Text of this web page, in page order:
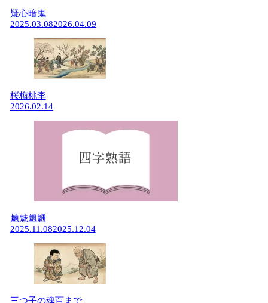
疑心暗鬼
2025.03.082026.04.09
桜梅桃李
2026.02.14
魑魅魍魎
2025.11.082025.12.04
三つ子の魂百まで